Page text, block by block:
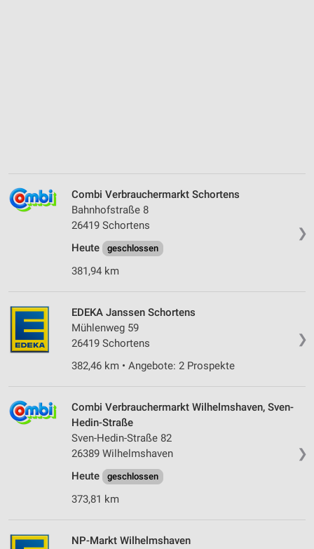
❯
Combi Verbrauchermarkt Schortens
Bahnhofstraße 8
26419 Schortens
Heute
geschlossen
381,94 km
❯
EDEKA Janssen Schortens
Mühlenweg 59
26419 Schortens
382,46 km • Angebote: 2 Prospekte
❯
Combi Verbrauchermarkt Wilhelmshaven, Sven-
Hedin-Straße
Sven-Hedin-Straße 82
26389 Wilhelmshaven
Heute
geschlossen
373,81 km
NP-Markt Wilhelmshaven